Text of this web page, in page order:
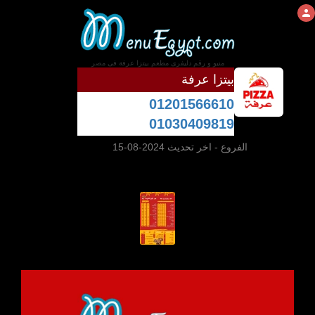
منيو و رقم دليفرى مطعم بيتزا عرفة فى مصر
بيتزا عرفة
01201566610
01030409819
الفروع - اخر تحديث 2024-08-15